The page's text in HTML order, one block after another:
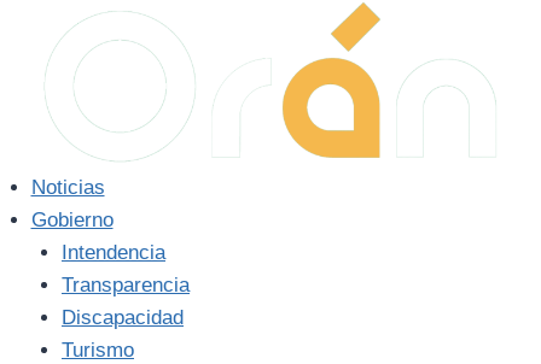
contenido
Noticias
Gobierno
Intendencia
Transparencia
Discapacidad
Turismo